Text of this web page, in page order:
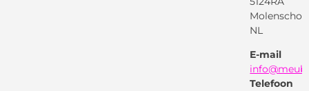
Garantievoorwaarden
Privacybeleid
Molenschot
NL
E-mail
Telefoon